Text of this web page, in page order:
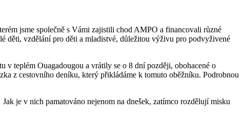
jsme společně s Vámi zajistili chod AMPO a financovali různé
děti, vzdělání pro děti a mladistvé, důležitou výživu pro podvyživené
teplém Ouagadougou a vrátily se o 8 dní později, obohacené o
z cestovního deníku, který přikládáme k tomuto oběžníku. Podrobnou
je v nich pamatováno nejenom na dnešek, zatímco rozdělují misku